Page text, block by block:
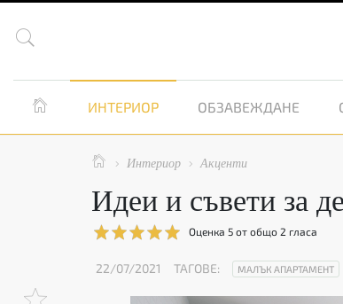

 ИНТЕРИОР ОБЗАВЕЖДАНЕ
  Интериор  Акценти
Идеи и съвети за
Оценка 5от общо 2 гласа
22/07/2021 ТАГОВЕ: МАЛЪК АПАРТАМЕНТ